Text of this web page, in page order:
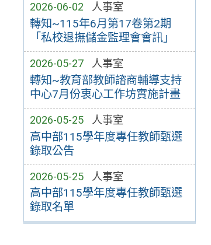
2026-06-02 人事室
轉知~115年6月第17卷第2期
「私校退撫儲金監理會會訊」
2026-05-27 人事室
轉知~教育部教師諮商輔導支持
中心7月份衷心工作坊實施計畫
2026-05-25 人事室
高中部115學年度專任教師甄選
錄取公告
2026-05-25 人事室
高中部115學年度專任教師甄選
錄取名單